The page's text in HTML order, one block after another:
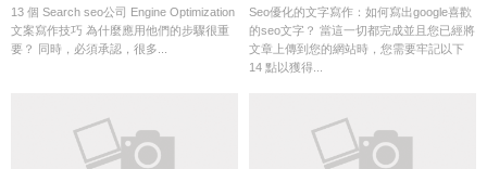
13 個 Search seo公司 Engine Optimization
文案寫作技巧 為什麼應用他們的步驟很重
要？ 同時，必須承認，很多...
Informed Via Tweets
Seo優化的文字寫作：如何寫出google喜歡
的seo文字？ 當這一切都完成並且您已經將
文章上傳到您的網站時，您需要牢記以下
14 點以獲得...